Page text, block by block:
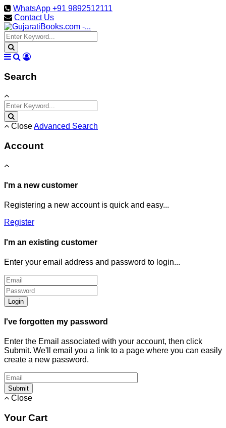
WhatsApp +91 9892512111
Contact Us
Search
CloseAdvanced Search
Account
I'm a new customer
Registering a new account is quick and easy...
Register
I'm an existing customer
Enter your email address and password to login...
Login
I've forgotten my password
Enter the Email associated with your account, then click
Submit. We'll email you a link to a page where you can easily
create a new password.
Submit
Close
Your Cart